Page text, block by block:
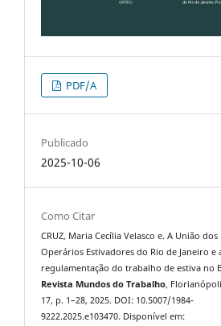
PDF/A
Publicado
2025-10-06
Como Citar
CRUZ, Maria Cecília Velasco e. A União dos
Operários Estivadores do Rio de Janeiro e
regulamentação do trabalho de estiva no
Revista Mundos do Trabalho,
17, p. 1–28, 2025. DOI: 10.5007/1984-
9222.2025.e103470. Disponível em: